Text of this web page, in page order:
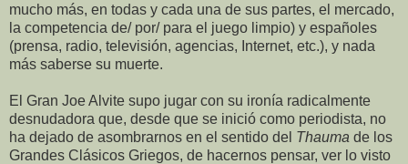
mucho más, en todas y cada una de sus partes, el mercado,
la competencia de/ por/ para el juego limpio) y españoles
(prensa, radio, televisión, agencias, Internet, etc.), y nada
más saberse su muerte.
El Gran Joe Alvite supo jugar con su ironía radicalmente
desnudadora que, desde que se inició como periodista, no
ha dejado de asombrarnos en el sentido del Thauma de los
Grandes Clásicos Griegos, de hacernos pensar, ver lo visto